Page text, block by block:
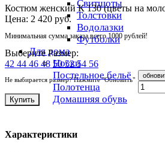
Свитшоты
Толстовки
Водолазки
Футболки
Для дома
Носки
Постельное бельё
Полотенца
Домашняя обувь
Костюм женский К 130 (цветы на
Цена: 2 420 руб.
Минимальная сумма заказа всего 1000 рублей!
Выберите Размер:
42 44 46 48 505254 56
Не выбирается размер? Нажмите "Обновить"
Купить
Характеристики